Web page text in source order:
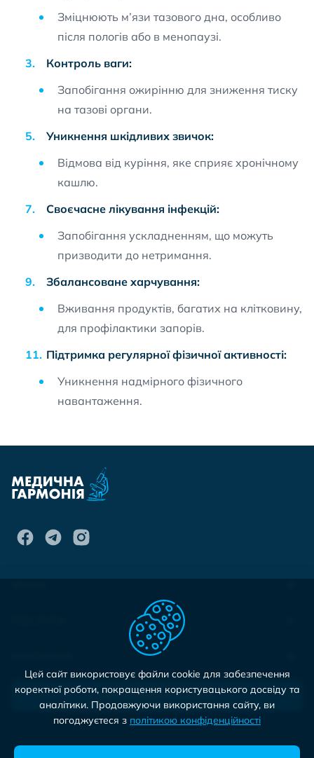
Зміцнюють м’язи тазового дна, особливо
після пологів або в менопаузі.
Контроль ваги:
Запобігання ожирінню для зниження тиску
на тазові органи.
Уникнення шкідливих звичок:
Відмова від куріння, яке сприяє хронічному
кашлю.
Своєчасне лікування інфекцій:
Запобігання ускладненням, що можуть
призводити до нетримання.
Збалансоване харчування:
Вживання продуктів, багатих на клітковину,
для профілактики запорів.
Підтримка регулярної фізичної активності:
Уникнення надмірного фізичного
навантаження.
Записатися на прийом
©2026 Медична Гармонія. Всі права захищено.
Цей сайт використовує файли cookie для забезпечення
коректної роботи, покращення користувацького досвіду та
аналітики. Продовжуючи використання сайту, ви
погоджуєтеся з політикою конфіденційності